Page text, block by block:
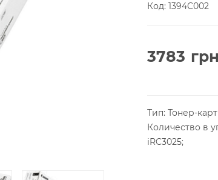
Код: 1394C002
3783
Тип: Тонер-
Количество в
iRC3025;